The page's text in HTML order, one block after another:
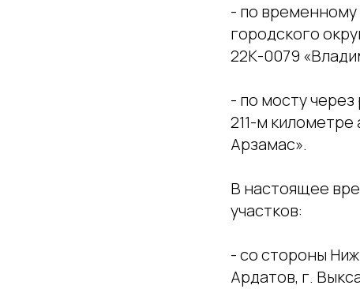
- по
городского
22К-0079
- по мосту
211-м
Арзамас».
В настоящее
участков:
- со стороны
Ардатов, г.